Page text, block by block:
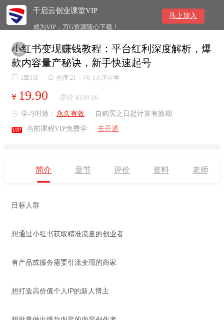
千启云创业课堂VIP
成为VIP，万G资源随心下载！
马上加入

小红书变现赚钱教程：平台红利深度解析，爆
款内容量产秘诀，新手快速起号
 1章1课  热度 21  1人正在学
¥ 19.90 原价 ¥199.00
 学习时效 : 永久有效 自购买之日起计算有效期
 当前课程VIP免费学 去开通
简介 章节 评价 资料 老师
目标人群
想通过小红书获取精准流量的创业者
有产品或服务需要引流变现的商家
想打造高价值个人IP的新人博主